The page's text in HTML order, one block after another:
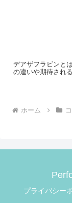
デアザフラビンと
の違いや期待され
ホーム
プライバシー